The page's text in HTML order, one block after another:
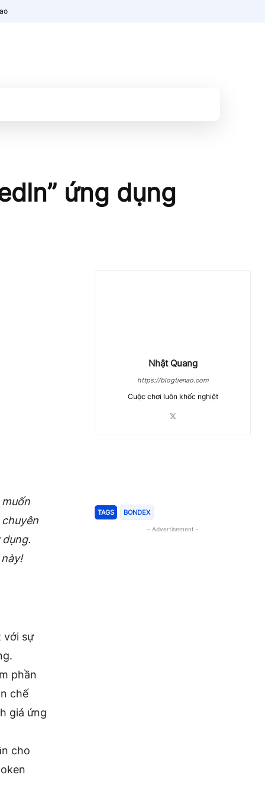
ứng dụng
muốn
với sự
phần
chế
giá ứng
cho
Nhật Quang
https://blogtienao.com
Cuộc chơi luôn khốc nghiệt
TAGS BONDEX
- Advertisement -